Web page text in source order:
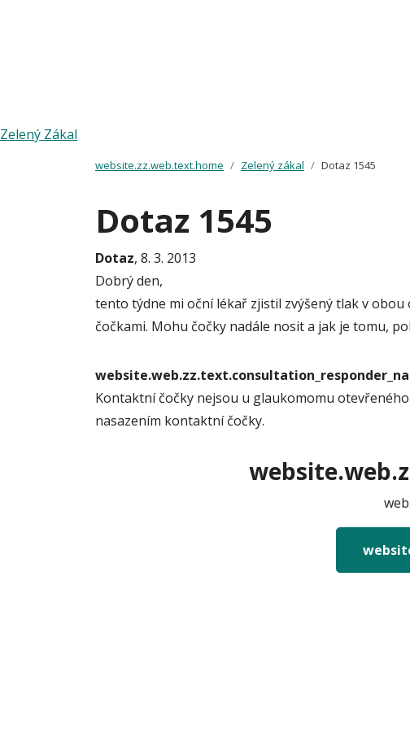
Zelený Zákal
website.zz.web.text.home Zelený zákal Dotaz 1545
Dotaz 1545
Dotaz, 8. 3. 2013
Dobrý den,
tento týdne mi oční lékař zjistil zvýšený tlak v
čočkami. Mohu čočky nadále nosit a jak je tomu,
Kontaktní čočky nejsou u glaukomomu
nasazením kontaktní čočky.